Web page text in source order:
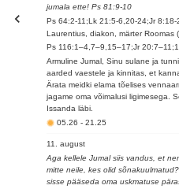
jumala ette! Ps 81:9-10
Ps 64:2-11;Lk 21:5-6,20-24;Jr
Laurentius, diakon, märter Roomas
Ps 116:1–4,7–9,15–17;Jr
Armuline Jumal, Sinu sulane ja
aarded vaestele ja kinnitas, et
Ärata meidki elama tõelises
jagame oma võimalusi ligimesega.
Issanda läbi.
05.26-21.25
11. august
Aga kellele Jumal siis vandus, et
mitte neile, kes olid
sisse pääseda oma uskmatuse